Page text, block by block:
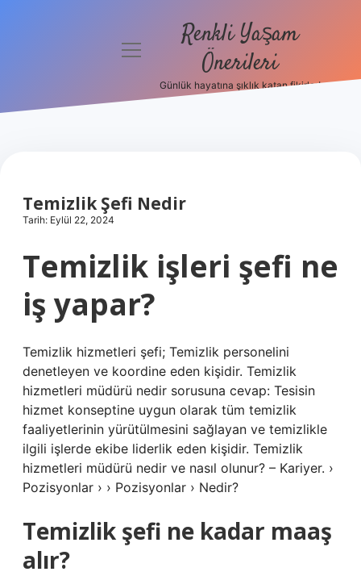
Hakkımızda
menüyü
Renkli Yaşam
Önerileri
Günlük hayatına şıklık katan fikirler!
Temizlik Şefi Nedir
Tarih: Eylül 22, 2024
Temizlik işleri şefi ne
iş yapar?
Temizlik hizmetleri şefi; Temizlik personelini
denetleyen ve koordine eden kişidir. Temizlik
hizmetleri müdürü nedir sorusuna cevap: Tesisin
hizmet konseptine uygun olarak tüm temizlik
faaliyetlerinin yürütülmesini sağlayan ve temizlikle
ilgili işlerde ekibe liderlik eden kişidir. Temizlik
hizmetleri müdürü nedir ve nasıl olunur? – Kariyer. ›
Pozisyonlar › › Pozisyonlar › Nedir?
Temizlik şefi ne kadar maaş
alır?